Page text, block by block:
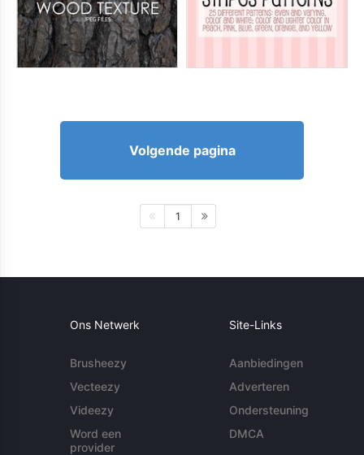
Volgende pagina
1
Ons Netwerk
Brusheezy
Vecteezy
Videezy
Word een
provider
Site-Links
Aanbiedingen
Adverteren
Ondersteuning
DMCA